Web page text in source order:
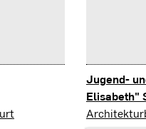
Jugend-
Elisabeth"